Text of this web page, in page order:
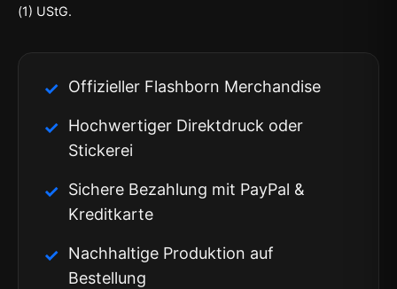
(1) UStG.
Offizieller Flashborn Merchandise
Hochwertiger Direktdruck oder
Stickerei
Sichere Bezahlung mit PayPal &
Kreditkarte
Nachhaltige Produktion auf
Bestellung